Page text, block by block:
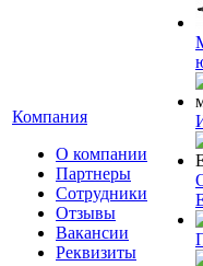
Компания
О компании
Партнеры
Сотрудники
Отзывы
Вакансии
Реквизиты